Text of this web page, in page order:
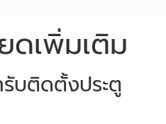
ดเพิ่มเติม
บติดตั้งประตู